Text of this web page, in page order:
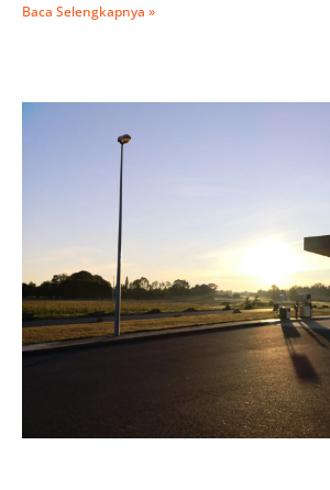
Baca Selengkapnya »